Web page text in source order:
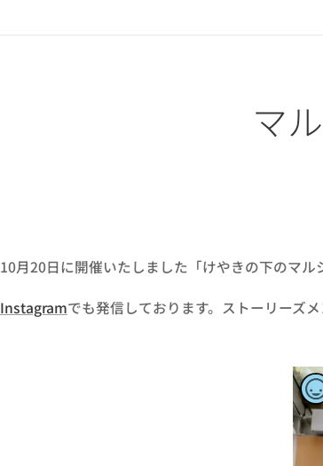
マ
10月20日に開催いたしました「けやきの下のマル
Instagramでも発信しております。ストーリーズ